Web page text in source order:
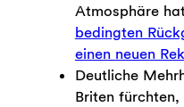
Atmosphäre
bedingten
einen neuen
Deutliche
Briten